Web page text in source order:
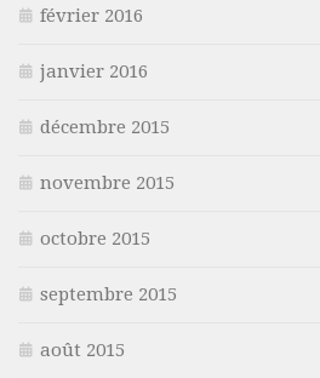
février 2016
janvier 2016
décembre 2015
novembre 2015
octobre 2015
septembre 2015
août 2015